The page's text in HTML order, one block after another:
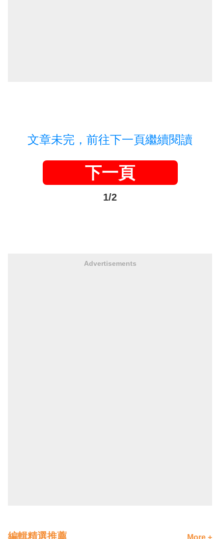
文章未完，前往下一頁繼續閱讀
下一頁
1/2
Advertisements
編輯精選推薦 More +